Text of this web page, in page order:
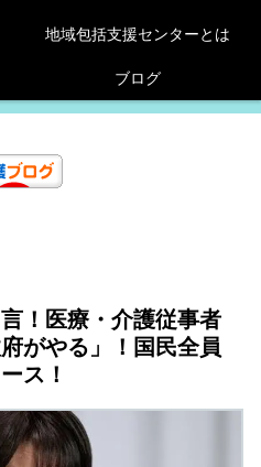
地域包括支援センターとは
ブログ
！医療・介護従事者
がやる」！国民全員
ス！